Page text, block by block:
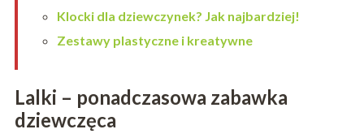
Klocki dla dziewczynek? Jak najbardziej!
Zestawy plastyczne i kreatywne
Lalki – ponadczasowa zabawka
dziewczęca